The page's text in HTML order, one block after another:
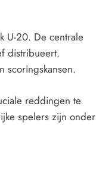
U-20. De centrale
distribueert.
scoringskansen.
reddingen te
spelers zijn onder